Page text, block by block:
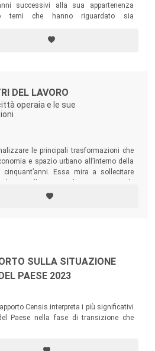
successivi alla sua appartenenza
temi che hanno riguardato sia
internazionali che l’Autore ha diretto o
collaborato.
DEL LAVORO
operaia e le sue
le principali trasformazioni che
e spazio urbano all’interno della
Essa mira a sollecitare
tra lavoro, spazio urbano e azione
SULLA SITUAZIONE
PAESE 2023
Censis interpreta i più significativi
Paese nella fase di transizione che